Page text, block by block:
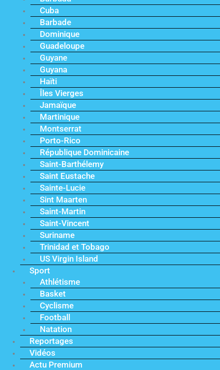
Cuba
Barbade
Dominique
Guadeloupe
Guyane
Guyana
Haïti
Îles Vierges
Jamaïque
Martinique
Montserrat
Porto-Rico
République Dominicaine
Saint-Barthélemy
Saint Eustache
Sainte-Lucie
Sint Maarten
Saint-Martin
Saint-Vincent
Suriname
Trinidad et Tobago
US Virgin Island
Sport
Athlétisme
Basket
Cyclisme
Football
Natation
Reportages
Vidéos
Actu Premium